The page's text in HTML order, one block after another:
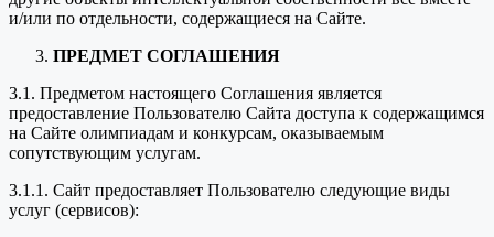
и/или по отдельности, содержащиеся на Сайте.
ПРЕДМЕТ СОГЛАШЕНИЯ
3.1. Предметом настоящего Соглашения является
предоставление Пользователю Сайта доступа к содержащимся
на Сайте олимпиадам и конкурсам, оказываемым
сопутствующим услугам.
3.1.1. Сайт предоставляет Пользователю следующие виды
услуг (сервисов):